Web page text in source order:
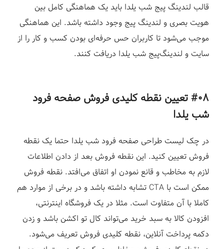
قالب لندینگ پیج شب یلدا باید یک هماهنگی کامل بین
هویت بصری و لندینگ پیج وجود داشته باشد. این هماهنگی
موجب می‌شود تا کاربران حس حرفه‌ای بودن کسب و کار را از
سایت و لندینگ‌پیج شب یلدا دریافت کنند.
#۰۸ تعیین نقطه کلیدی فروش
صفحه فرود
شب یلدا
در چک لیست طراحی صفحه فرود شب یلدا حتما یک نقطه
فروش تعیین کنید. این نقطه فروش بعد از دادن اطلاعات
لازم به مخاطب و قانع نمودن او اتفاق می‌افتد. نقطه فروش
ممکن است با CTA تشابه داشته باشد و در برخی از موارد هم
کاملا با آن متفاوت است. مثلا در یک فروشگاه اینترنتی،
افزودن کالا به سبد خرید می‌تواند کال تو اکشن باشد و زدن
دکمه پرداخت آنلاین، نقطه کلیدی فروش تعریف می‌شود.